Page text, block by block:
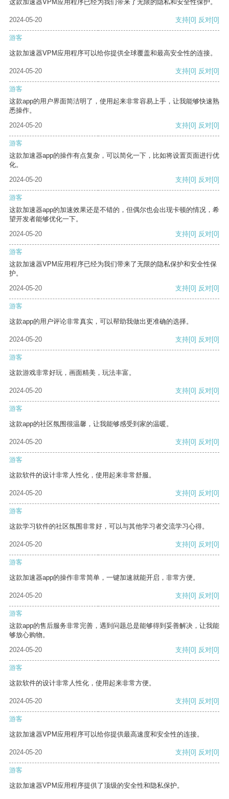
这款加速器VPM应用程序已经为我们带来了无限的隐私和安全性保护。
2024-05-20 支持[0] 反对[0]
游客
这款加速器VPM应用程序可以给你提供全球覆盖和最高安全性的连接。
2024-05-20 支持[0] 反对[0]
游客
这款app的用户界面简洁明了，使用起来非常容易上手，让我能够快速熟
悉操作。
2024-05-20
支持[0] 反对[0]
游客
这款加速器app的操作有点复杂，可以简化一下，比如将设置页面进行优
化。
2024-05-20
支持[0] 反对[0]
游客
这款加速器app的加速效果还是不错的，但偶尔也会出现卡顿的情况，希
望开发者能够优化一下。
2024-05-20
支持[0] 反对[0]
游客
这款加速器VPM应用程序已经为我们带来了无限的隐私保护和安全性保
护。
2024-05-20
支持[0] 反对[0]
游客
这款app的用户评论非常真实，可以帮助我做出更准确的选择。
2024-05-20 支持[0] 反对[0]
游客
这款游戏非常好玩，画面精美，玩法丰富。
2024-05-20 支持[0] 反对[0]
游客
这款app的社区氛围很温馨，让我能够感受到家的温暖。
2024-05-20 支持[0] 反对[0]
游客
这款软件的设计非常人性化，使用起来非常舒服。
2024-05-20 支持[0] 反对[0]
游客
这款学习软件的社区氛围非常好，可以与其他学习者交流学习心得。
2024-05-20 支持[0] 反对[0]
游客
这款加速器app的操作非常简单，一键加速就能开启，非常方便。
2024-05-20 支持[0] 反对[0]
游客
这款app的售后服务非常完善，遇到问题总是能够得到妥善解决，让我能
够放心购物。
2024-05-20
支持[0] 反对[0]
游客
这款软件的设计非常人性化，使用起来非常方便。
2024-05-20 支持[0] 反对[0]
游客
这款加速器VPM应用程序可以给你提供最高速度和安全性的连接。
2024-05-20 支持[0] 反对[0]
游客
这款加速器VPM应用程序提供了顶级的安全性和隐私保护。